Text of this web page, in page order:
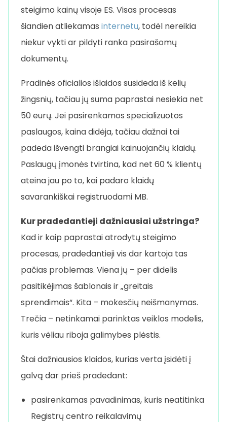
steigimo kainų visoje ES. Visas procesas
šiandien atliekamas internetu, todėl nereikia
niekur vykti ar pildyti ranka pasirašomų
dokumentų.
Pradinės oficialios išlaidos susideda iš kelių
žingsnių, tačiau jų suma paprastai nesiekia net
50 eurų. Jei pasirenkamos specializuotos
paslaugos, kaina didėja, tačiau dažnai tai
padeda išvengti brangiai kainuojančių klaidų.
Paslaugų įmonės tvirtina, kad net 60 % klientų
ateina jau po to, kai padaro klaidų
savarankiškai registruodami MB.
Kur pradedantieji dažniausiai užstringa?
Kad ir kaip paprastai atrodytų steigimo
procesas, pradedantieji vis dar kartoja tas
pačias problemas. Viena jų – per didelis
pasitikėjimas šablonais ir „greitais
sprendimais“. Kita – mokesčių neišmanymas.
Trečia – netinkamai parinktas veiklos modelis,
kuris vėliau riboja galimybes plėstis.
Štai dažniausios klaidos, kurias verta įsidėti į
galvą dar prieš pradedant:
pasirenkamas pavadinimas, kuris neatitinka
Registrų centro reikalavimų